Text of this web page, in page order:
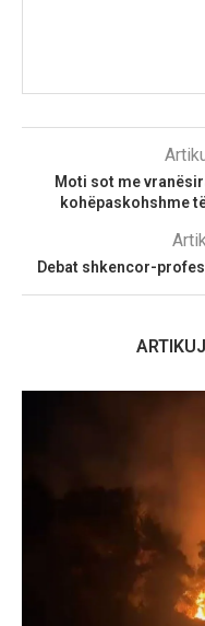
Moti sot me
kohëpaskohshme
Debat shkencor-